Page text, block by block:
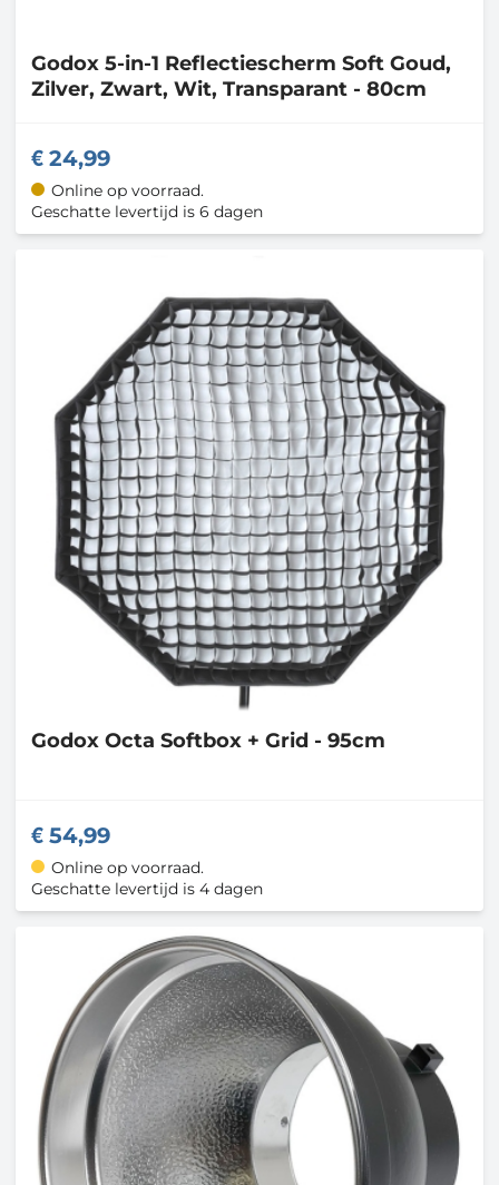
Godox 5-in-1 Reflectiescherm Soft Goud,
Zilver, Zwart, Wit, Transparant - 80cm
24,99
Online op voorraad.
Geschatte levertijd is 6 dagen
Godox Octa Softbox + Grid - 95cm
54,99
Online op voorraad.
Geschatte levertijd is 4 dagen